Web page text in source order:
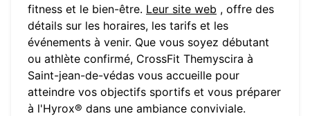
fitness et le bien-être. Leur site web , offre des
détails sur les horaires, les tarifs et les
événements à venir. Que vous soyez débutant
ou athlète confirmé, CrossFit Themyscira à
Saint-jean-de-védas vous accueille pour
atteindre vos objectifs sportifs et vous préparer
à l'Hyrox® dans une ambiance conviviale.